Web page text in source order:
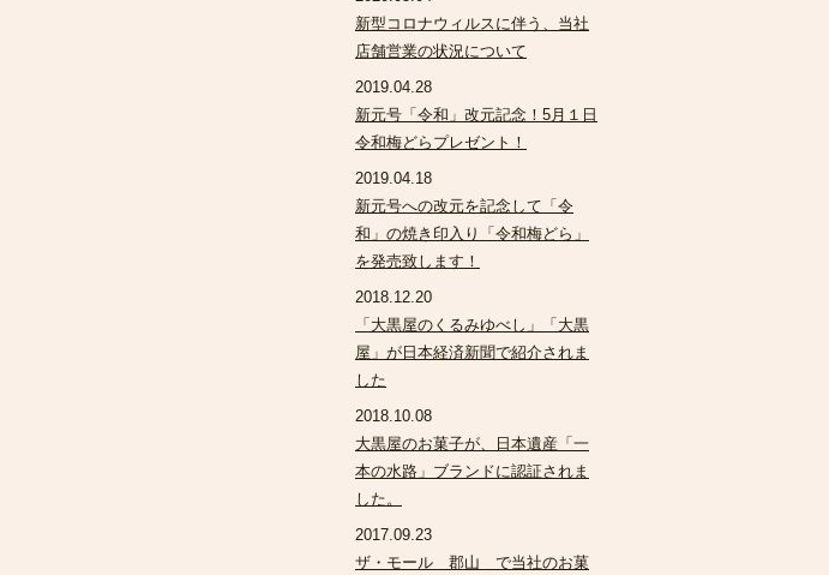
新型コロナウィルスに伴う、当社
店舗営業の状況について
2019.04.28
新元号「令和」改元記念！5月１日
令和梅どらプレゼント！
2019.04.18
新元号への改元を記念して「令
和」の焼き印入り「令和梅どら」
を発売致します！
2018.12.20
「大黒屋のくるみゆべし」「大黒
屋」が日本経済新聞で紹介されま
した
2018.10.08
大黒屋のお菓子が、日本遺産「一
本の水路」ブランドに認証されま
した。
2017.09.23
ザ・モール 郡山 で当社のお菓